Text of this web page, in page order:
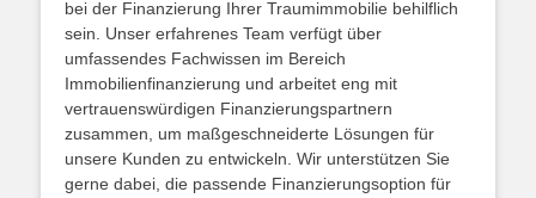
bei der Finanzierung Ihrer Traumimmobilie behilflich
sein. Unser erfahrenes Team verfügt über
umfassendes Fachwissen im Bereich
Immobilienfinanzierung und arbeitet eng mit
vertrauenswürdigen Finanzierungspartnern
zusammen, um maßgeschneiderte Lösungen für
unsere Kunden zu entwickeln. Wir unterstützen Sie
gerne dabei, die passende Finanzierungsoption für